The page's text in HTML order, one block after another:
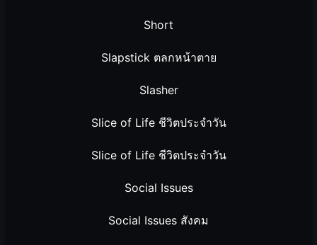
Short
Slapstick ตลกหน้าตาย
Slasher
Slice of Life ชีวิตประจำวัน
Slice of Life ชีวิตประจำวัน
Social Issues
Social Issues สังคม